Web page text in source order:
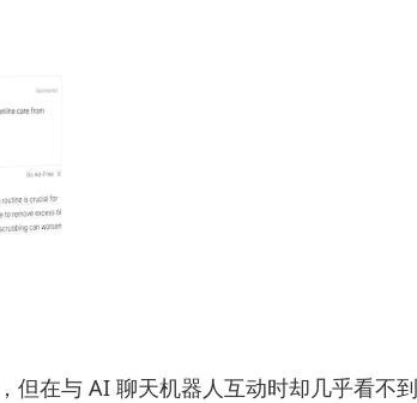
在与 AI 聊天机器人互动时却几乎看不